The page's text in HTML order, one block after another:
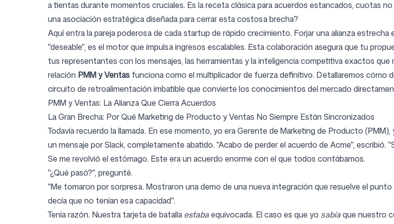
Herramientas gratuitas
Contacto
Iniciar sesión Regístrate
a tientas durante momentos cruciales. Es la receta clásica para acuerdos estancados, cuotas
una asociación estratégica diseñada para cerrar esta costosa brecha?
Aquí entra la pareja poderosa de cada startup de rápido crecimiento. Forjar una alianza
"deseable", es el motor que impulsa ingresos escalables. Esta colaboración asegura que tu
tus representantes con los mensajes, las herramientas y la inteligencia competitiva exactos que
relación PMM y Ventas funciona como el multiplicador de fuerza definitivo. Detallaremos cómo
circuito de retroalimentación imbatible que convierte los conocimientos del mercado
PMM y Ventas: La Alianza Que Cierra Acuerdos
La Gran Brecha: Por Qué Marketing de Producto y Ventas No Siempre Están Sincronizados
Todavía recuerdo la llamada. En ese momento, yo era Gerente de Marketing de Producto
un mensaje por Slack, completamente abatido. "Acabo de perder el acuerdo de Acme", escribió.
Se me revolvió el estómago. Este era un acuerdo enorme con el que todos contábamos.
"¿Qué pasó?", pregunté.
"Me tomaron por sorpresa. Mostraron una demo de una nueva integración que resuelve el
decía que no tenían esa capacidad".
Tenía razón. Nuestra tarjeta de batalla estabaequivocada. El caso es que yo sabíaque nuestro